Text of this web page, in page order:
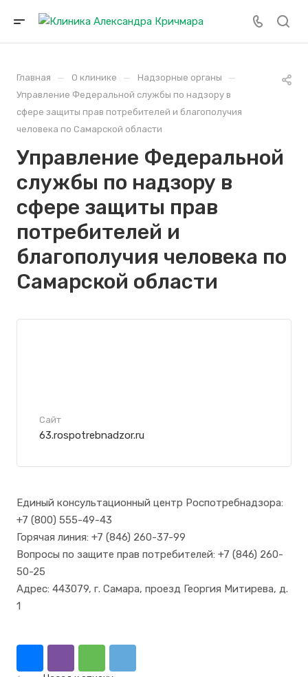
Главная — О клинике — Надзорные органы —
Управление Федеральной службы по надзору в
сфере защиты прав потребителей и благополучия
человека по Самарской области
Управление Федеральной
службы по надзору в
сфере защиты прав
потребителей и
благополучия человека по
Самарской области
Сайт
63.rospotrebnadzor.ru
Единый консультационный центр Роспотребнадзора:
+7 (800) 555-49-43
Горячая линия: +7 (846) 260-37-99
Вопросы по защите прав потребителей: +7 (846) 260-
50-25
Адрес: 443079, г. Самара, проезд Георгия Митирева, д.
1